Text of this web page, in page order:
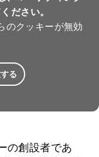
ださい。
のクッキーが無効
る
の創設者であ